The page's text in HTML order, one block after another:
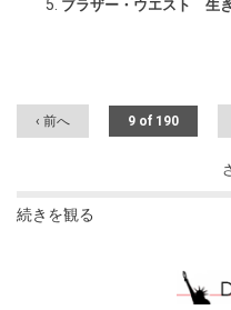
ブラザー・ウエスト 生
‹ 前へ 9 of 190
続きを観る